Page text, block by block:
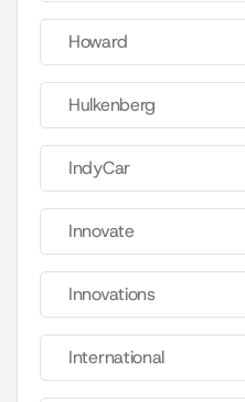
Howard
Hulkenberg
IndyCar
Innovate
Innovations
International